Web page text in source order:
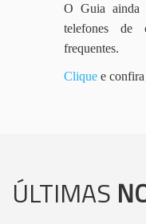
O Guia ainda
telefones de
frequentes.
Clique e
ÚLTIMAS